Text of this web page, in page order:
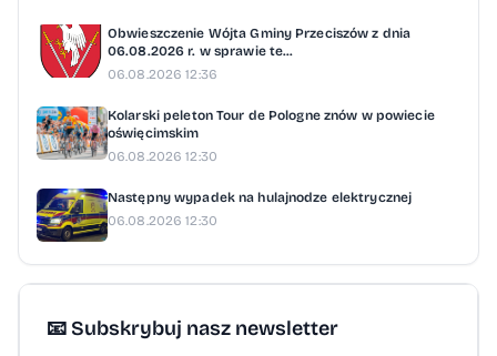
Obwieszczenie Wójta Gminy Przeciszów z dnia
06.08.2026 r. w sprawie te...
06.08.2026 12:36
Kolarski peleton Tour de Pologne znów w powiecie
oświęcimskim
06.08.2026 12:30
Następny wypadek na hulajnodze elektrycznej
06.08.2026 12:30
📧 Subskrybuj nasz newsletter